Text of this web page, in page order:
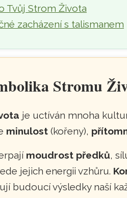
Tvůj Strom Života
zacházení s talismanem
Stromu
je uctíván mnoha
minulost (kořeny),
moudrost předků,
jejich energii vzhůru.
budoucí výsledky naší